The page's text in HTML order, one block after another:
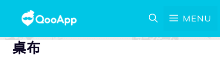
MENU
桌布